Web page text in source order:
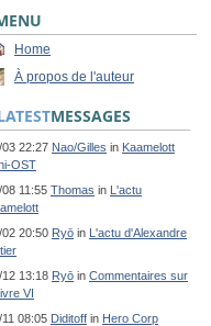
Home
À propos de l'auteur
MESSAGES
03 22:27 Nao/Gilles in Kaamelott
OST
11:55 Thomas in L'actu
02 20:50 Ryō in L'actu d'Alexandre
12 13:18 Ryō in Commentaires sur
VI
08:05 Diditoff in Hero Corp